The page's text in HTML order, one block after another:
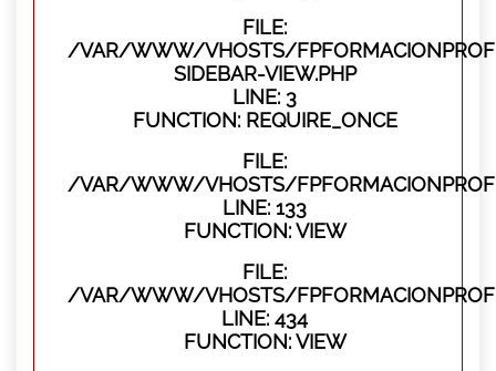
FILE:
/VAR/WWW/VHOSTS/
SIDEBAR-VIEW.PHP
LINE: 3
FUNCTION: REQUIRE_ONCE
FILE:
/VAR/WWW/VHOSTS/
LINE: 133
FUNCTION: VIEW
FILE:
/VAR/WWW/VHOSTS/
LINE: 434
FUNCTION: VIEW